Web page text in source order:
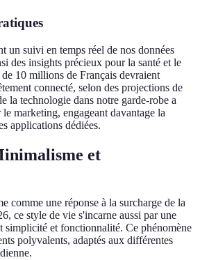
un suivi en temps réel de nos données
des insights précieux pour la santé et le
10 millions de Français devraient
connecté, selon des projections de
la technologie dans notre garde-robe a
marketing, engageant davantage la
applications dédiées.
et
comme une réponse à la surcharge de la
ce style de vie s'incarne aussi par une
simplicité et fonctionnalité. Ce phénomène
polyvalents, adaptés aux différentes